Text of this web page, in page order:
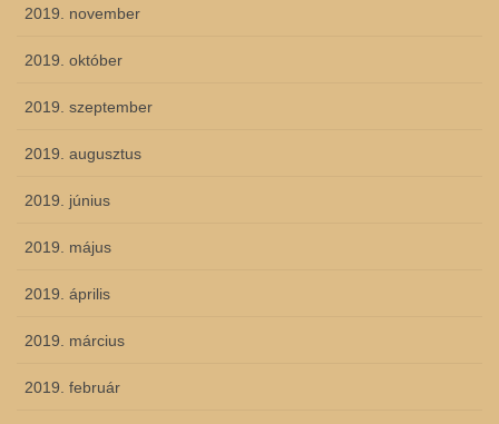
2019. november
2019. október
2019. szeptember
2019. augusztus
2019. június
2019. május
2019. április
2019. március
2019. február